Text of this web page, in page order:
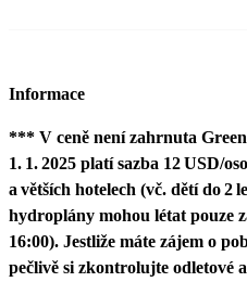
Informace
*** V ceně není zahrnuta
1. 1. 2025 platí sazba 12 USD/
a větších hotelech (vč. dětí do 2
hydroplány mohou létat pouze
16:00). Jestliže máte zájem o
pečlivě si zkontrolujte odletové